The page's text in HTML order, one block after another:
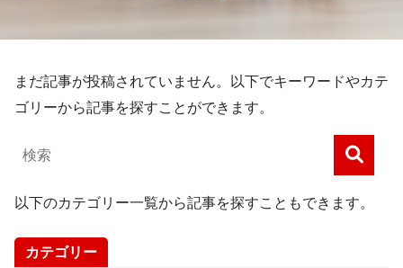
まだ記事が投稿されていません。以下でキーワードやカテ
ゴリーから記事を探すことができます。
以下のカテゴリー一覧から記事を探すこともできます。
カテゴリー